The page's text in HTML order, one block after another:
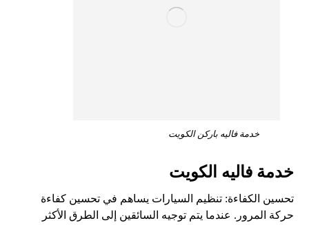
خدمة فاليه باركن الكويت
خدمة فاليه الكويت
تحسين الكفاءة: تنظيم السيارات يساهم في تحسين كفاءة
حركة المرور. عندما يتم توجيه السائقين إلى الطرق الأكثر